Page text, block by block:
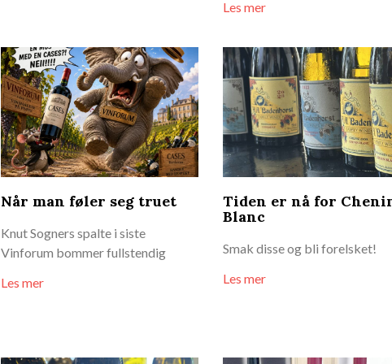
Les mer
Når man føler seg truet
Knut Sogners spalte i siste
Vinforum bommer fullstendig
Les mer
Tiden er nå for
Blanc
Smak disse og bli forelsket!
Les mer